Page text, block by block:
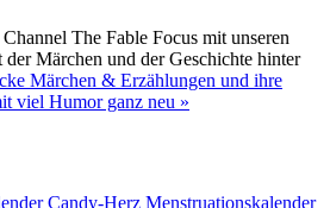
The Fable Focus mit unseren
Märchen und der Geschichte hinter
Märchen & Erzählungen und ihre
viel Humor ganz neu »
Menstruationskalender